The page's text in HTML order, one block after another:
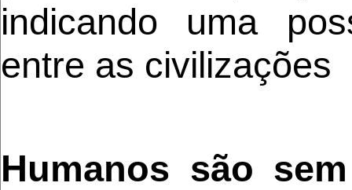
indicando uma
entre as civilizações
Humanos são